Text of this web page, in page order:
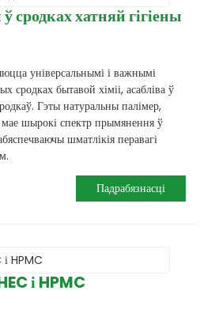
сродках хатняй гігіены
універсальнымі і важнымі
сродках бытавой хіміі, асабліва ў
Гэты натуральны палімер,
шырокі спектр прымянення ў
шматлікія перавагі
Падрабязнасці
і HPMC